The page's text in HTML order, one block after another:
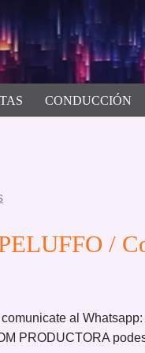
CONDUCCIÓN
/
comunicate al Whatsapp:
PRODUCTORA